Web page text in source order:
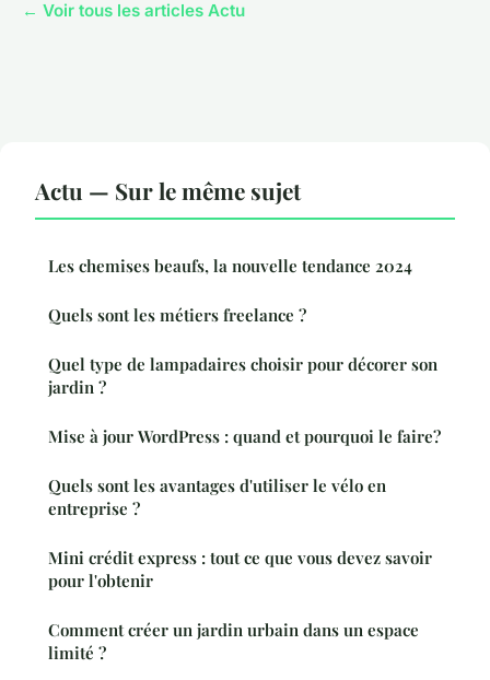
← Voir tous les articles Actu
Actu — Sur le même sujet
Les chemises beaufs, la nouvelle tendance 2024
Quels sont les métiers freelance ?
Quel type de lampadaires choisir pour décorer son
jardin ?
Mise à jour WordPress : quand et pourquoi le faire?
Quels sont les avantages d'utiliser le vélo en
entreprise ?
Mini crédit express : tout ce que vous devez savoir
pour l'obtenir
Comment créer un jardin urbain dans un espace
limité ?